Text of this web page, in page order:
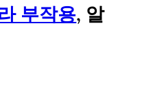
부작용, 알